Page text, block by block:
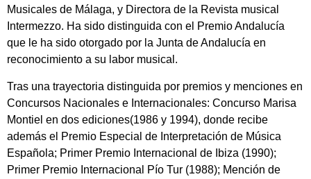
Musicales de Málaga, y Directora de la Revista musical
Intermezzo. Ha sido distinguida con el Premio Andalucía
que le ha sido otorgado por la Junta de Andalucía en
reconocimiento a su labor musical.
Tras una trayectoria distinguida por premios y menciones en
Concursos Nacionales e Internacionales: Concurso Marisa
Montiel en dos ediciones(1986 y 1994), donde recibe
además el Premio Especial de Interpretación de Música
Española; Primer Premio Internacional de Ibiza (1990);
Primer Premio Internacional Pío Tur (1988); Mención de